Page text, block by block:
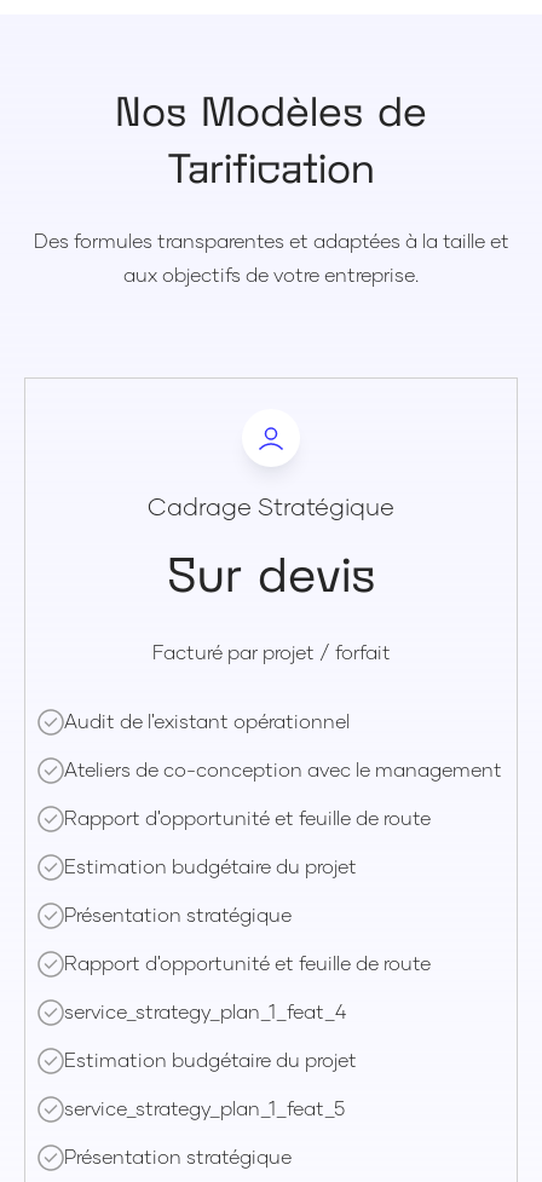
Nos Modèles de
Tarification
Des formules transparentes et adaptées à la taille et
aux objectifs de votre entreprise.
Cadrage Stratégique
Sur devis
Facturé par projet / forfait
Audit de l'existant opérationnel
Ateliers de co-conception avec le management
Rapport d'opportunité et feuille de route
Estimation budgétaire du projet
Présentation stratégique
Rapport d'opportunité et feuille de route
service_strategy_plan_1_feat_4
Estimation budgétaire du projet
service_strategy_plan_1_feat_5
Présentation stratégique